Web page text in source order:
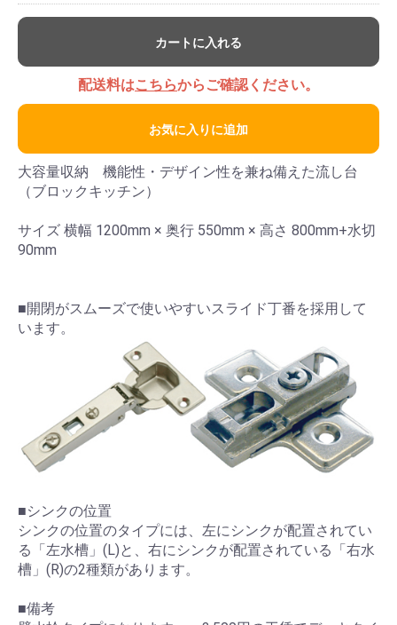
カートに入れる
配送料はこちらからご確認ください。
お気に入りに追加
大容量収納 機能性・デザイン性を兼ね備えた流し台
（ブロックキッチン）
サイズ 横幅 1200mm × 奥行 550mm × 高さ 800mm+水切
90mm
■開閉がスムーズで使いやすいスライド丁番を採用して
います。
■シンクの位置
シンクの位置のタイプには、左にシンクが配置されてい
る「左水槽」(L)と、右にシンクが配置されている「右水
槽」(R)の2種類があります。
■備考